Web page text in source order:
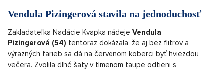
Vendula Pizingerová stavila na jednoduchosť
Zakladateľka Nadácie Kvapka nádeje Vendula
Pizingerová (54) tentoraz dokázala, že aj bez flitrov a
výrazných farieb sa dá na červenom koberci byť hviezdou
večera. Zvolila dlhé šaty v tlmenom taupe odtieni s